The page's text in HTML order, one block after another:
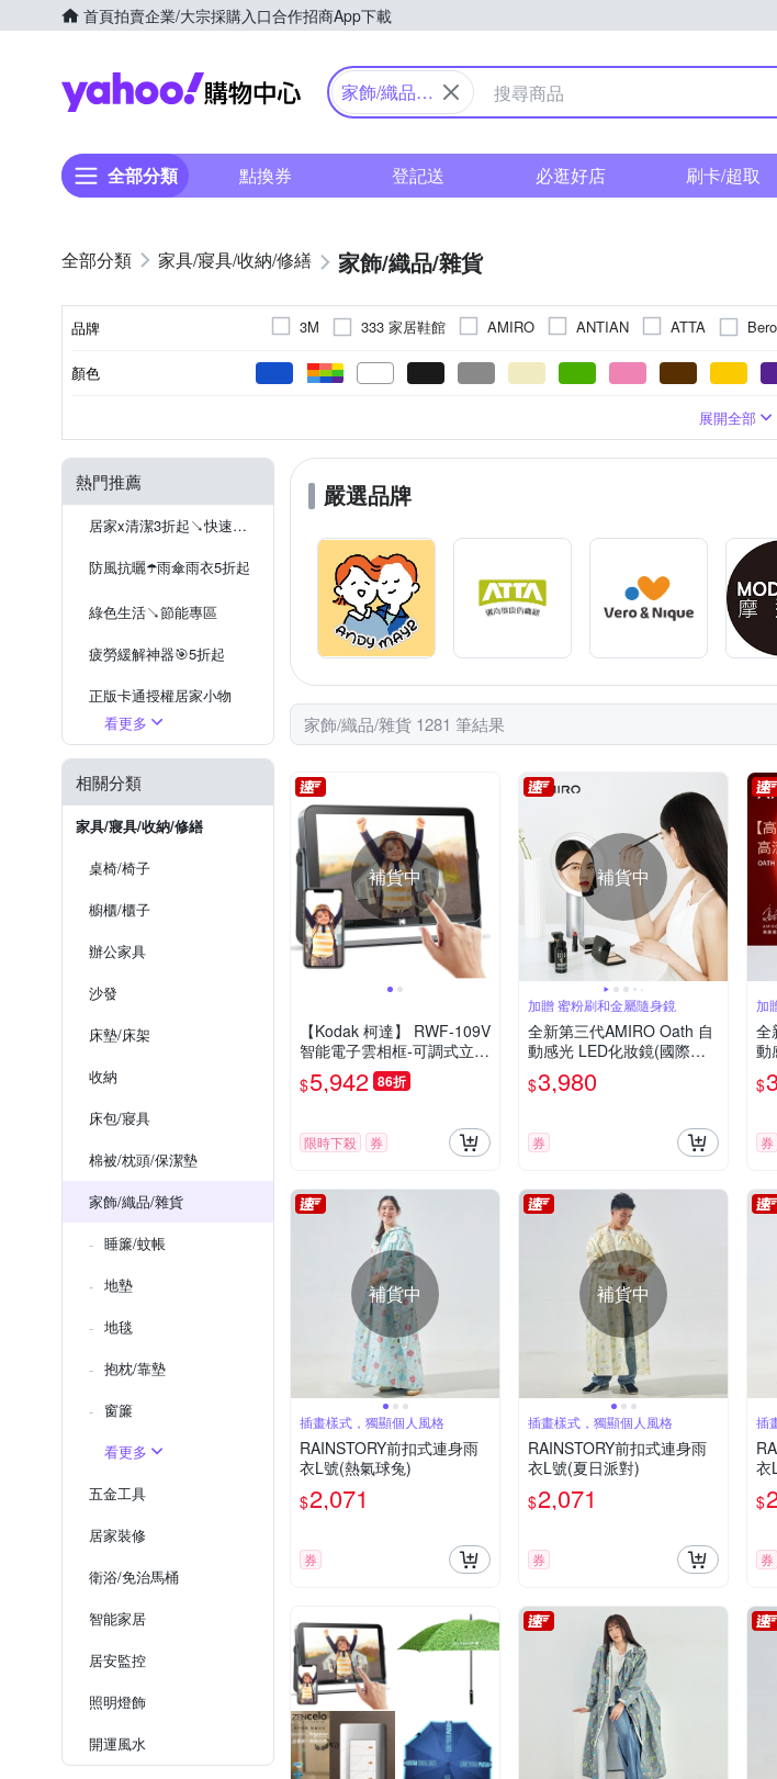
首頁拍賣企業/大宗採購入口合作招商App下載
Yahoo購物中心
家飾/織品/
全部分類 點換券 登記送 必逛好店 刷卡/超取
家具/寢具/收納/修繕 家飾/織品/雜貨
品牌 3M 333 家居鞋館 AMIRO ANTIAN ATTA
ego life
EZlife Febreze 風倍清 FunPlus+ HUS
SHIMOYAMA 霜山
Soft99 TROMSO TENDAYS
顏色
Free Size
28號
29號
桌巾/
節慶壁貼
腰靠枕
節慶窗貼
防蚊 可
防撞地墊
多圖窗貼
園藝小工具
可黏
直傘/長柄傘
展開全部
熱門推薦
居家x清潔3折起↘快速到貨
防風抗曬☂️雨傘雨衣5折起
綠色生活↘節能專區
疲勞緩解神器🎯5折起
正版卡通授權居家小物
停電防災必備
看更多
相關分類
家具/寢具/收納/修繕
桌椅/椅子
櫥櫃/櫃子
辦公家具
沙發
床墊/床架
收納
床包/寢具
棉被/枕頭/保潔墊
家飾/織品/雜貨
睡簾/蚊帳
地墊
地毯
抱枕/靠墊
窗簾
看更多
五金工具
居家裝修
衛浴/免治馬桶
智能家居
居安監控
照明燈飾
開運風水
嚴選品牌
家飾/織品/雜貨 1281 筆結果
補貨中
【Kodak 柯達】 RWF-109V
智能電子雲相框-可調式立架
+角度可調款(官方直營)
$5,942 86折
限時下殺 券
補貨中
加贈 蜜粉刷和金屬隨身鏡
全新第三代AMIRO Oath 自
動感光 LED化妝鏡(國際精
裝彩盒版)-雲貝白
$3,980
券
加
全
動
$
券
補貨中
插畫樣式，獨顯個人風格
RAINSTORY前扣式連身雨
衣L號(熱氣球兔)
$2,071
券
補貨中
插畫樣式，獨顯個人風格
RAINSTORY前扣式連身雨
衣L號(夏日派對)
$2,071
券
插
衣
$
券